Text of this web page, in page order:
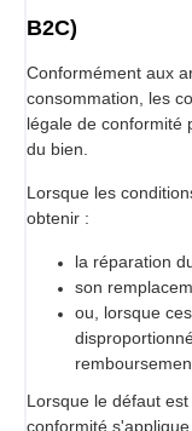
B2C)
Conformément aux
consommation, les
légale de conformité
du bien.
Lorsque les
obtenir :
la réparation
son
ou, lorsque
Lorsque le défaut
conformité